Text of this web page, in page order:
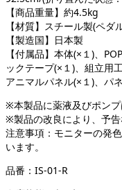
【商品重量】約4.5kg
【材質】スチール製(ペダ
【製造国】日本製
【付属品】本体(×１)、
ックテープ(×１)、組立用
アニマルパネル(×１)、パ
※本製品に薬液及びポンプ
※製品の改良により、予告
注意事項：モニターの発
います。
品番：IS-01-R